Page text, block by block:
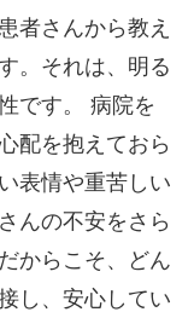
者さんから教え
。それは、明る
です。 病院を
配を抱えておら
表情や重苦しい
んの不安をさら
からこそ、どん
し、安心してい